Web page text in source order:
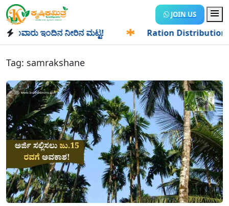
JOIN US
ಇಂದಿನ ನೀರಿನ ಮಟ್ಟ! ✱ Ration Distribution-
Tag: samrakshane